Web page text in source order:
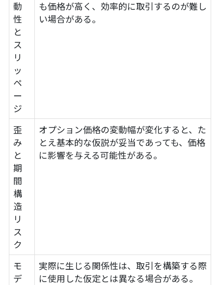
動
性
と
ス
リ
ッ
ペ
ー
ジ
も価格が高く、効率的に取引するのが難し
い場合がある。
歪
み
と
期
間
構
造
リ
ス
ク
オプション価格の変動幅が変化すると、た
とえ基本的な仮説が妥当であっても、価格
に影響を与える可能性がある。
モ
デ
実際に生じる関係性は、取引を構築する際
に使用した仮定とは異なる場合がある。